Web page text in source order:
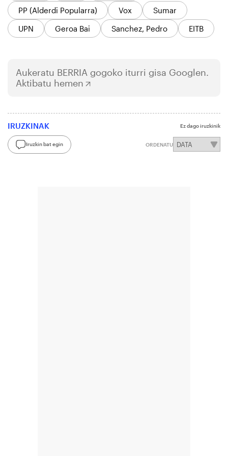
PP (Alderdi Popularra)
Vox
Sumar
UPN
Geroa Bai Sanchez, Pedro EITB
Aukeratu BERRIA gogoko iturri gisa Googlen.
Aktibatu hemen
IRUZKINAK Ez dago iruzkinik
Iruzkin bat egin ORDENATU